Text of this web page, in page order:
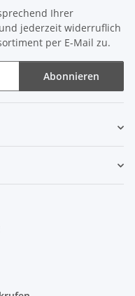
Ihrer
jederzeit widerruflich
per E-Mail zu.
Abonnieren